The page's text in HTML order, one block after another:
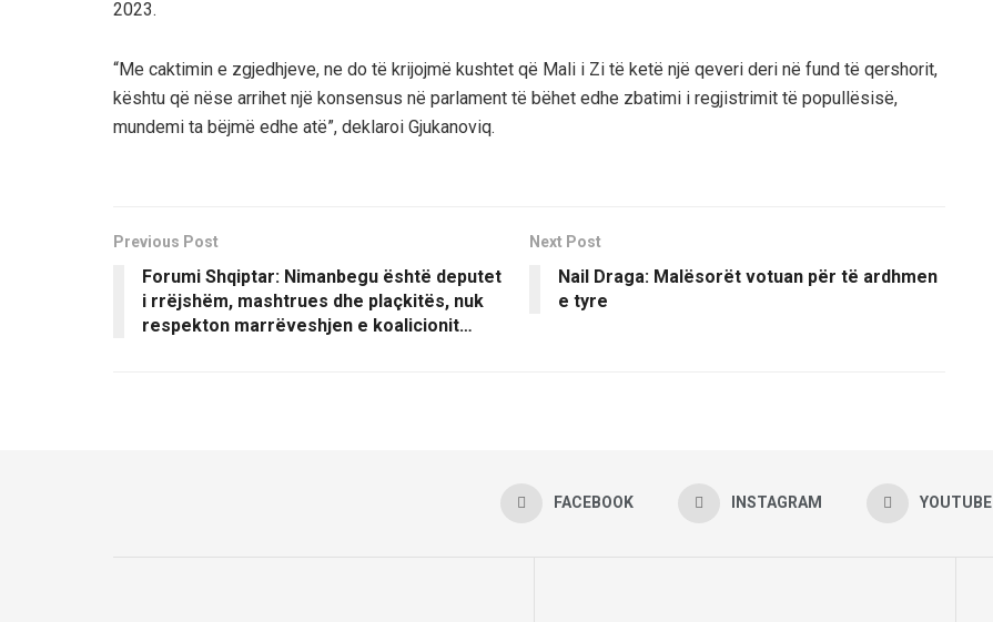
2023.
“Me caktimin e zgjedhjeve, ne do të krijojmë kushtet që Mali i Zi të ketë një qeveri deri në fund të qershorit,
kështu që nëse arrihet një konsensus në parlament të bëhet edhe zbatimi i regjistrimit të popullësisë,
mundemi ta bëjmë edhe atë”, deklaroi Gjukanoviq.
Previous Post
Forumi Shqiptar: Nimanbegu është deputet
i rrëjshëm, mashtrues dhe plaçkitës, nuk
respekton marrëveshjen e koalicionit…
Next Post
Nail Draga: Malësorët votuan për të ardhmen
e tyre
FACEBOOK INSTAGRAM YOUTUBE